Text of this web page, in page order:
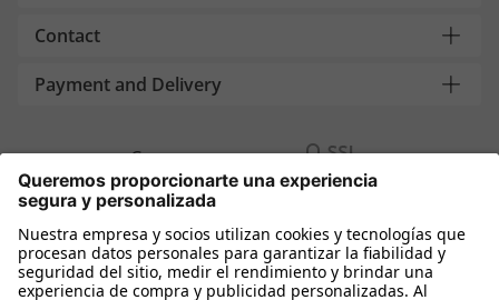
Contact
Payment and Delivery
Compra segura con
Más tiendas online
España